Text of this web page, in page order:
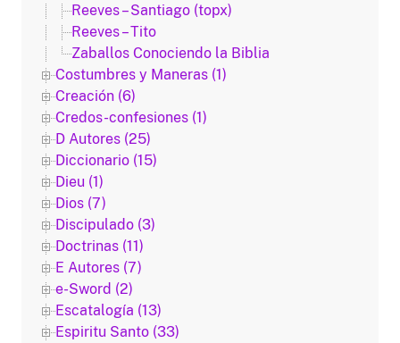
Reeves – Santiago (topx)
Reeves – Tito
Zaballos Conociendo la Biblia
Costumbres y Maneras (1)
Creación (6)
Credos-confesiones (1)
D Autores (25)
Diccionario (15)
Dieu (1)
Dios (7)
Discipulado (3)
Doctrinas (11)
E Autores (7)
e-Sword (2)
Escatalogía (13)
Espiritu Santo (33)